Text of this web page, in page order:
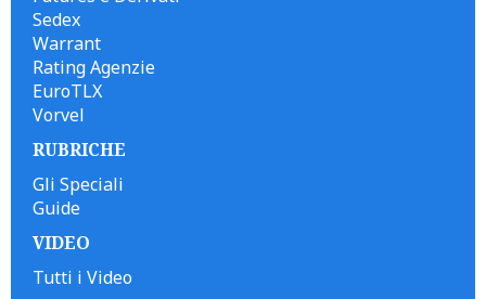
Sedex
Warrant
Rating Agenzie
EuroTLX
Vorvel
RUBRICHE
Gli Speciali
Guide
VIDEO
Tutti i Video